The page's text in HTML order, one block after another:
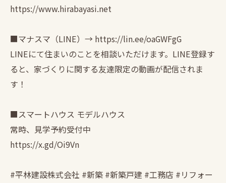
https://www.hirabayasi.net
■マナスマ（LINE）→ https://lin.ee/oaGWFgG
LINEにて住まいのことを相談いただけます。LINE登録す
ると、家づくりに関する友達限定の動画が配信されま
す！
■スマートハウス モデルハウス
常時、見学予約受付中
https://x.gd/Oi9Vn
#平林建設株式会社 #新築 #新築戸建 #工務店 #リフォー